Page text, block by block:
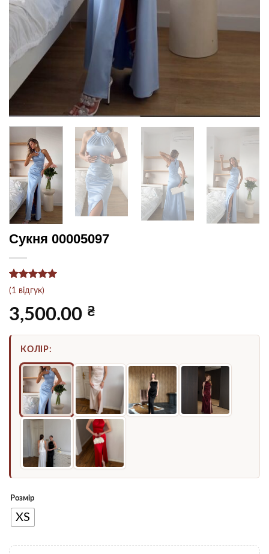
Сукня 00005097
Рейтинг
з 5 на
основі
опитування
1
покупця
(1 відгук)
3,500.00 ₴
КОЛІР:
Розмір
XS